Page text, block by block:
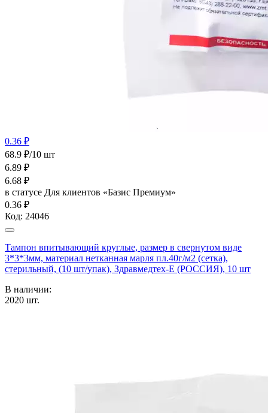
0.36 ₽
68.9 ₽/10 шт
6.89 ₽
6.68 ₽
в статусе Для клиентов «Базис Премиум»
0.36 ₽
Код: 24046
Тампон впитывающий круглые, размер в свернутом виде
3*3*3мм, материал нетканная марля пл.40г/м2 (сетка),
стерильный, (10 шт/упак), Здравмедтех-Е (РОССИЯ), 10 шт
В наличии:
2020 шт.